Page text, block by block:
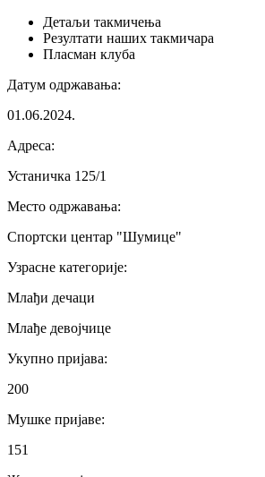
Детаљи такмичења
Резултати наших такмичара
Пласман клуба
Датум одржавања:
01.06.2024.
Адреса:
Устаничка 125/1
Место одржавања:
Спортски центар "Шумице"
Узрасне категорије:
Млађи дечаци
Млађе девојчице
Укупно пријава:
200
Мушке пријаве:
151